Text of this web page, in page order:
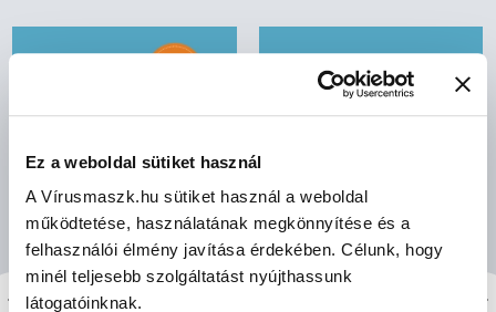
Ez a weboldal sütiket használ
A Vírusmaszk.hu sütiket használ a weboldal
működtetése, használatának megkönnyítése és a
felhasználói élmény javítása érdekében. Célunk, hogy
minél teljesebb szolgáltatást nyújthassunk
látogatóinknak.